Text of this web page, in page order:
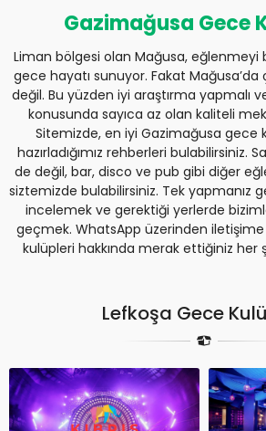
Gazimağusa Gece
Liman bölgesi olan Mağusa, eğlenmeyi
gece hayatı sunuyor. Fakat
değil. Bu yüzden iyi araştırma yapmalı
konusunda sayıca az olan kaliteli
Sitemizde, en iyi Gazimağusa gece
hazırladığımız rehberleri bulabilirsiniz.
de değil, bar, disco ve pub gibi diğer
siztemizde bulabilirsiniz. Tek yapmanız
incelemek ve gerektiği yerlerde
geçmek. WhatsApp üzerinden iletişime
kulüpleri hakkında merak ettiğiniz her
Lefkoşa Gece